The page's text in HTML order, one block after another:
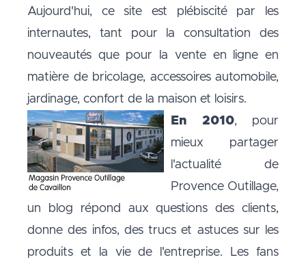
Aujourd'hui, ce site est plébiscité par les
internautes, tant pour la consultation des
nouveautés que pour la vente en ligne en
matière de bricolage, accessoires automobile,
jardinage, confort de la maison et loisirs.
En 2010, pour
mieux partager
l'actualité de
Provence Outillage,
un blog répond aux questions des clients,
donne des infos, des trucs et astuces sur les
produits et la vie de l'entreprise. Les fans